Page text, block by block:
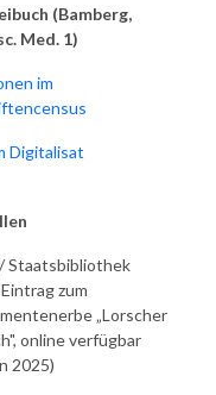
(Bamberg,
Med. 1)
im
Digitalisat
Staatsbibliothek
zum
„Lorscher
online verfügbar
2025)